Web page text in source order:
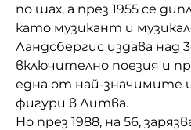
по шах, а през 1955 се
като музикант и
Ландсбергис издава над
включително поезия и
една от най-значимите
фигури в Литва.
Но през 1988, на 56,